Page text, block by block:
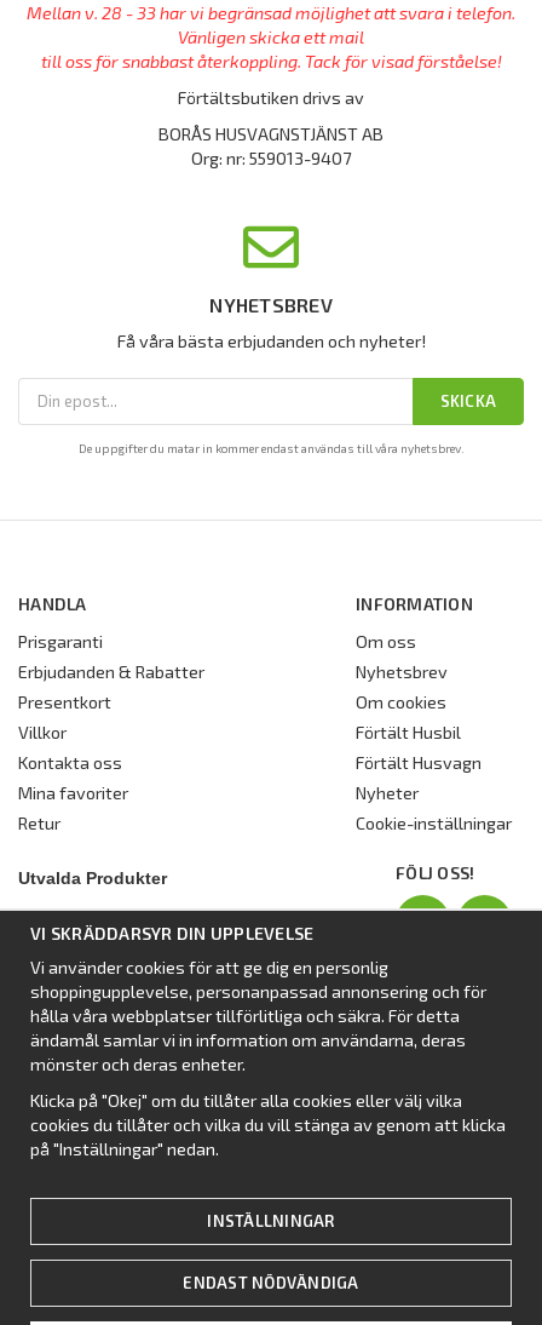
Mellan v. 28 - 33 har vi begränsad möjlighet att svara i telefon.
Vänligen skicka ett mail
till oss för snabbast återkoppling. Tack för visad förståelse!
Förtältsbutiken drivs av
BORÅS HUSVAGNSTJÄNST AB
Org: nr: 559013-9407
NYHETSBREV
Få våra bästa erbjudanden och nyheter!
SKICKA
De uppgifter du matar in kommer endast användas till våra nyhetsbrev.
HANDLA
Prisgaranti
Erbjudanden & Rabatter
Presentkort
Villkor
Kontakta oss
Mina favoriter
Retur
INFORMATION
Om oss
Nyhetsbrev
Om cookies
Förtält Husbil
Förtält Husvagn
Nyheter
Cookie-inställningar
Utvalda Produkter
Dometic Stuga Rest
Isabellas Året runt tält Villa
Förtält från Dometic
Förtält Isabella
Förtält från SvenskaTält
Nyhet: Campingtält
FÖLJ OSS!
VI SKRÄDDARSYR DIN UPPLEVELSE
Vi använder cookies för att ge dig en personlig
shoppingupplevelse, personanpassad annonsering och för
hålla våra webbplatser tillförlitliga och säkra. För detta
ändamål samlar vi in information om användarna, deras
mönster och deras enheter.
Klicka på "Okej" om du tillåter alla cookies eller välj vilka
cookies du tillåter och vilka du vill stänga av genom att klicka
på "Inställningar" nedan.
INSTÄLLNINGAR
ENDAST NÖDVÄNDIGA